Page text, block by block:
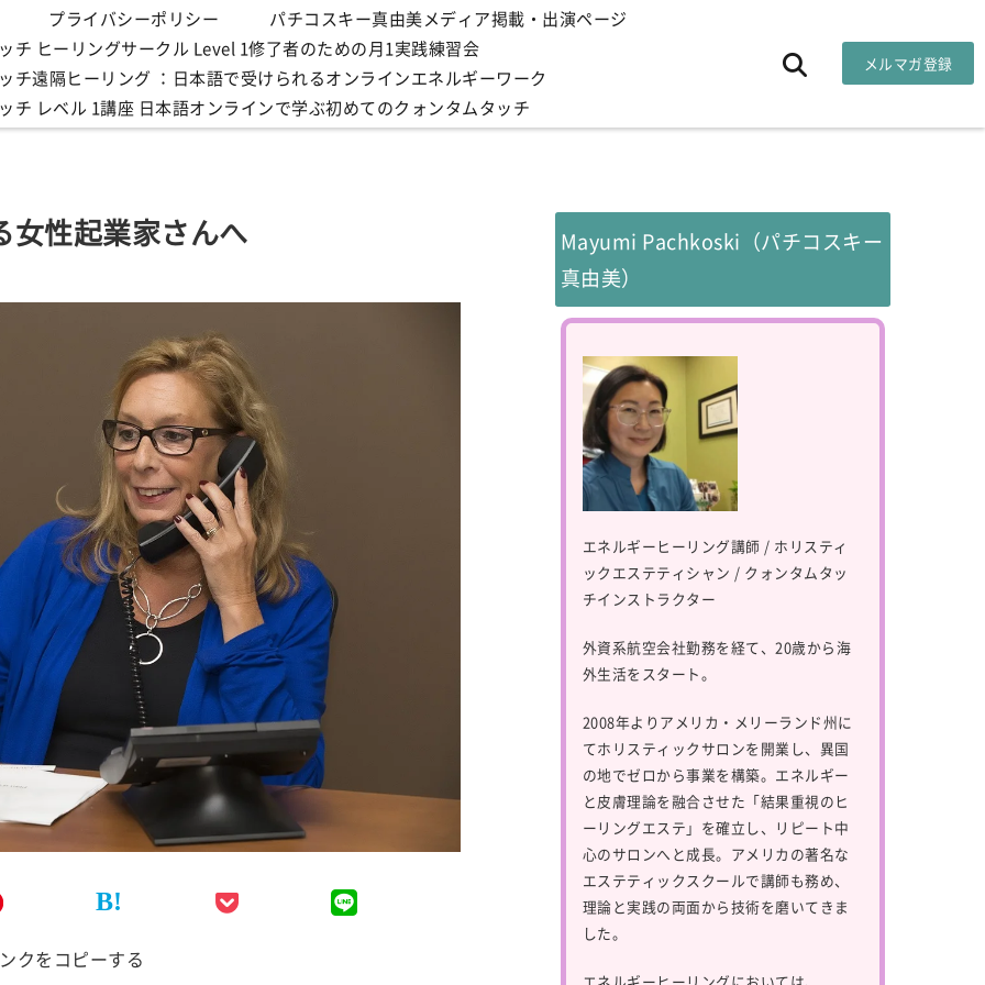
プライバシーポリシー
パチコスキー真由美メディア掲載・出演ページ
チ ヒーリングサークル Level 1修了者のための月1実践練習会
チ遠隔ヒーリング ：日本語で受けられるオンラインエネルギーワーク
チ レベル 1講座 日本語オンラインで学ぶ初めてのクォンタムタッチ
メルマガ登録
女性起業家さんへ
B!
クをコピーする
Mayumi Pachkoski（パチコスキー
真由美）
エネルギーヒーリング講師 / ホリスティ
ックエステティシャン / クォンタムタッ
チインストラクター
外資系航空会社勤務を経て、20歳から海
外生活をスタート。
2008年よりアメリカ・メリーランド州に
てホリスティックサロンを開業し、異国
の地でゼロから事業を構築。エネルギー
と皮膚理論を融合させた「結果重視のヒ
ーリングエステ」を確立し、リピート中
心のサロンへと成長。アメリカの著名な
エステティックスクールで講師も務め、
理論と実践の両面から技術を磨いてきま
した。